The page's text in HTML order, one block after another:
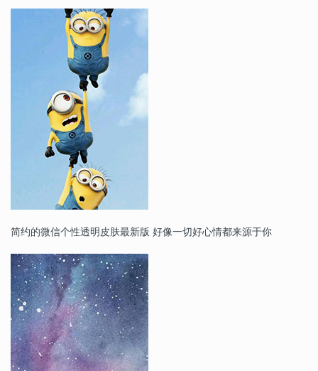
简约的微信个性透明皮肤最新版 好像一切好心情都来源于你